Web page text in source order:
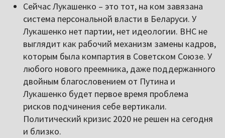
Сейчас Лукашенко – это тот, на ком завязана
система персональной власти в Беларуси. У
Лукашенко нет партии, нет идеологии. ВНС не
выглядит как рабочий механизм замены кадров,
которым была компартия в Советском Союзе. У
любого нового преемника, даже поддержанного
двойным благословением от Путина и
Лукашенко будет первое время проблема
рисков подчинения себе вертикали.
Политический кризис 2020 не решен на сегодня
и близко.